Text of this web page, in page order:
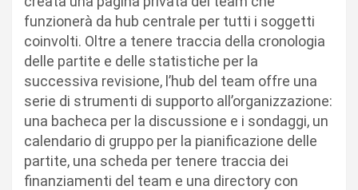
funzionerà da hub centrale per tutti i soggetti
coinvolti. Oltre a tenere traccia della cronologia
delle partite e delle statistiche per la
successiva revisione, l’hub del team offre una
serie di strumenti di supporto all’organizzazione:
una bacheca per la discussione e i sondaggi, un
calendario di gruppo per la pianificazione delle
partite, una scheda per tenere traccia dei
finanziamenti del team e una directory con